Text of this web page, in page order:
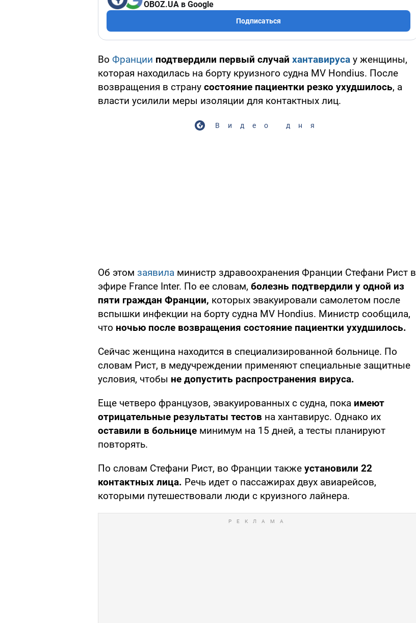
OBOZ.UA в Google
Подписаться
Во Франции подтвердили первый случай хантавируса у женщины,
которая находилась на борту круизного судна MV Hondius. После
возвращения в страну состояние пациентки резко ухудшилось, а
власти усилили меры изоляции для контактных лиц.
Видео дня
Об этом заявила министр здравоохранения Франции Стефани Рист в
эфире France Inter. По ее словам, болезнь подтвердили у одной из
пяти граждан Франции, которых эвакуировали самолетом после
вспышки инфекции на борту судна MV Hondius. Министр сообщила,
что ночью после возвращения состояние пациентки ухудшилось.
Сейчас женщина находится в специализированной больнице. По
словам Рист, в медучреждении применяют специальные защитные
условия, чтобы не допустить распространения вируса.
Еще четверо французов, эвакуированных с судна, пока имеют
отрицательные результаты тестов на хантавирус. Однако их
оставили в больнице минимум на 15 дней, а тесты планируют
повторять.
По словам Стефани Рист, во Франции также установили 22
контактных лица. Речь идет о пассажирах двух авиарейсов,
которыми путешествовали люди с круизного лайнера.